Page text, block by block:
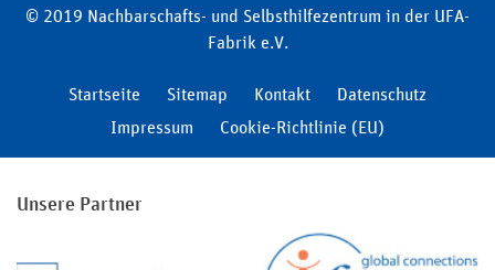
© 2019 Nachbarschafts- und Selbsthilfezentrum in der UFA-
Fabrik e.V.
Startseite Sitemap Kontakt
Datenschutz
Impressum
Cookie-Richtlinie (EU)
Unsere Partner